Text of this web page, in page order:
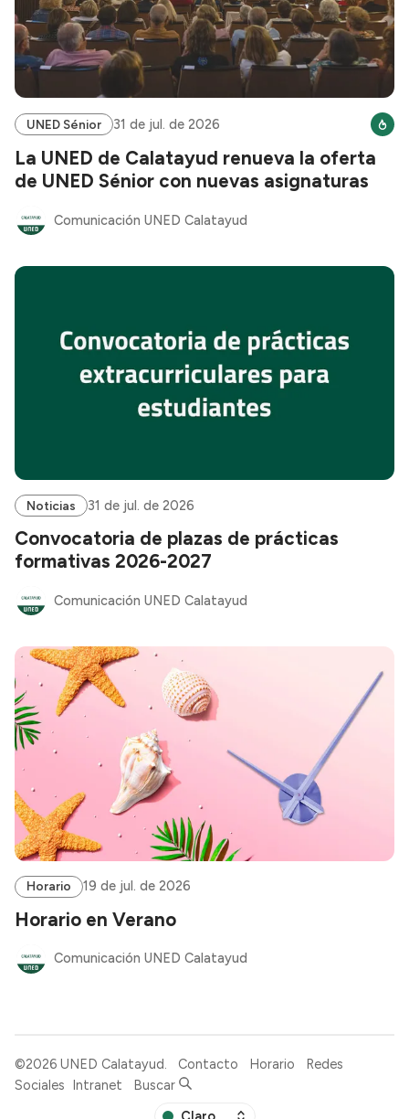
UNED Sénior 31 de jul. de 2026
La UNED de Calatayud renueva la oferta
de UNED Sénior con nuevas asignaturas
Comunicación UNED Calatayud
Noticias 31 de jul. de 2026
Convocatoria de plazas de prácticas
formativas 2026-2027
Comunicación UNED Calatayud
Horario 19 de jul. de 2026
Horario en Verano
Comunicación UNED Calatayud
©2026 UNED Calatayud. Contacto Horario
Redes
Sociales Intranet Buscar